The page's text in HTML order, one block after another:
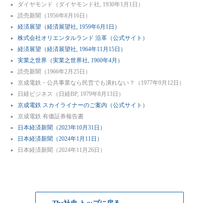
ダイヤモンド（ダイヤモンド社, 1930年1月1日）
読売新聞（1956年8月16日）
経済展望（経済展望社, 1959年6月1日）
株式会社オリエンタルランド 沿革（公式サイト）
経済展望（経済展望社, 1964年11月15日）
実業之世界（実業之世界社, 1960年4月）
読売新聞（1966年2月25日）
京成電鉄・公共事業なら民営でも潰れない？（1977年9月12日）
日経ビジネス（日経BP, 1979年8月13日）
京成電鉄 スカイライナーのご案内（公式サイト）
京成電鉄 有価証券報告書
日本経済新聞（2023年10月31日）
日本経済新聞（2024年1月11日）
日本経済新聞（2024年11月26日）